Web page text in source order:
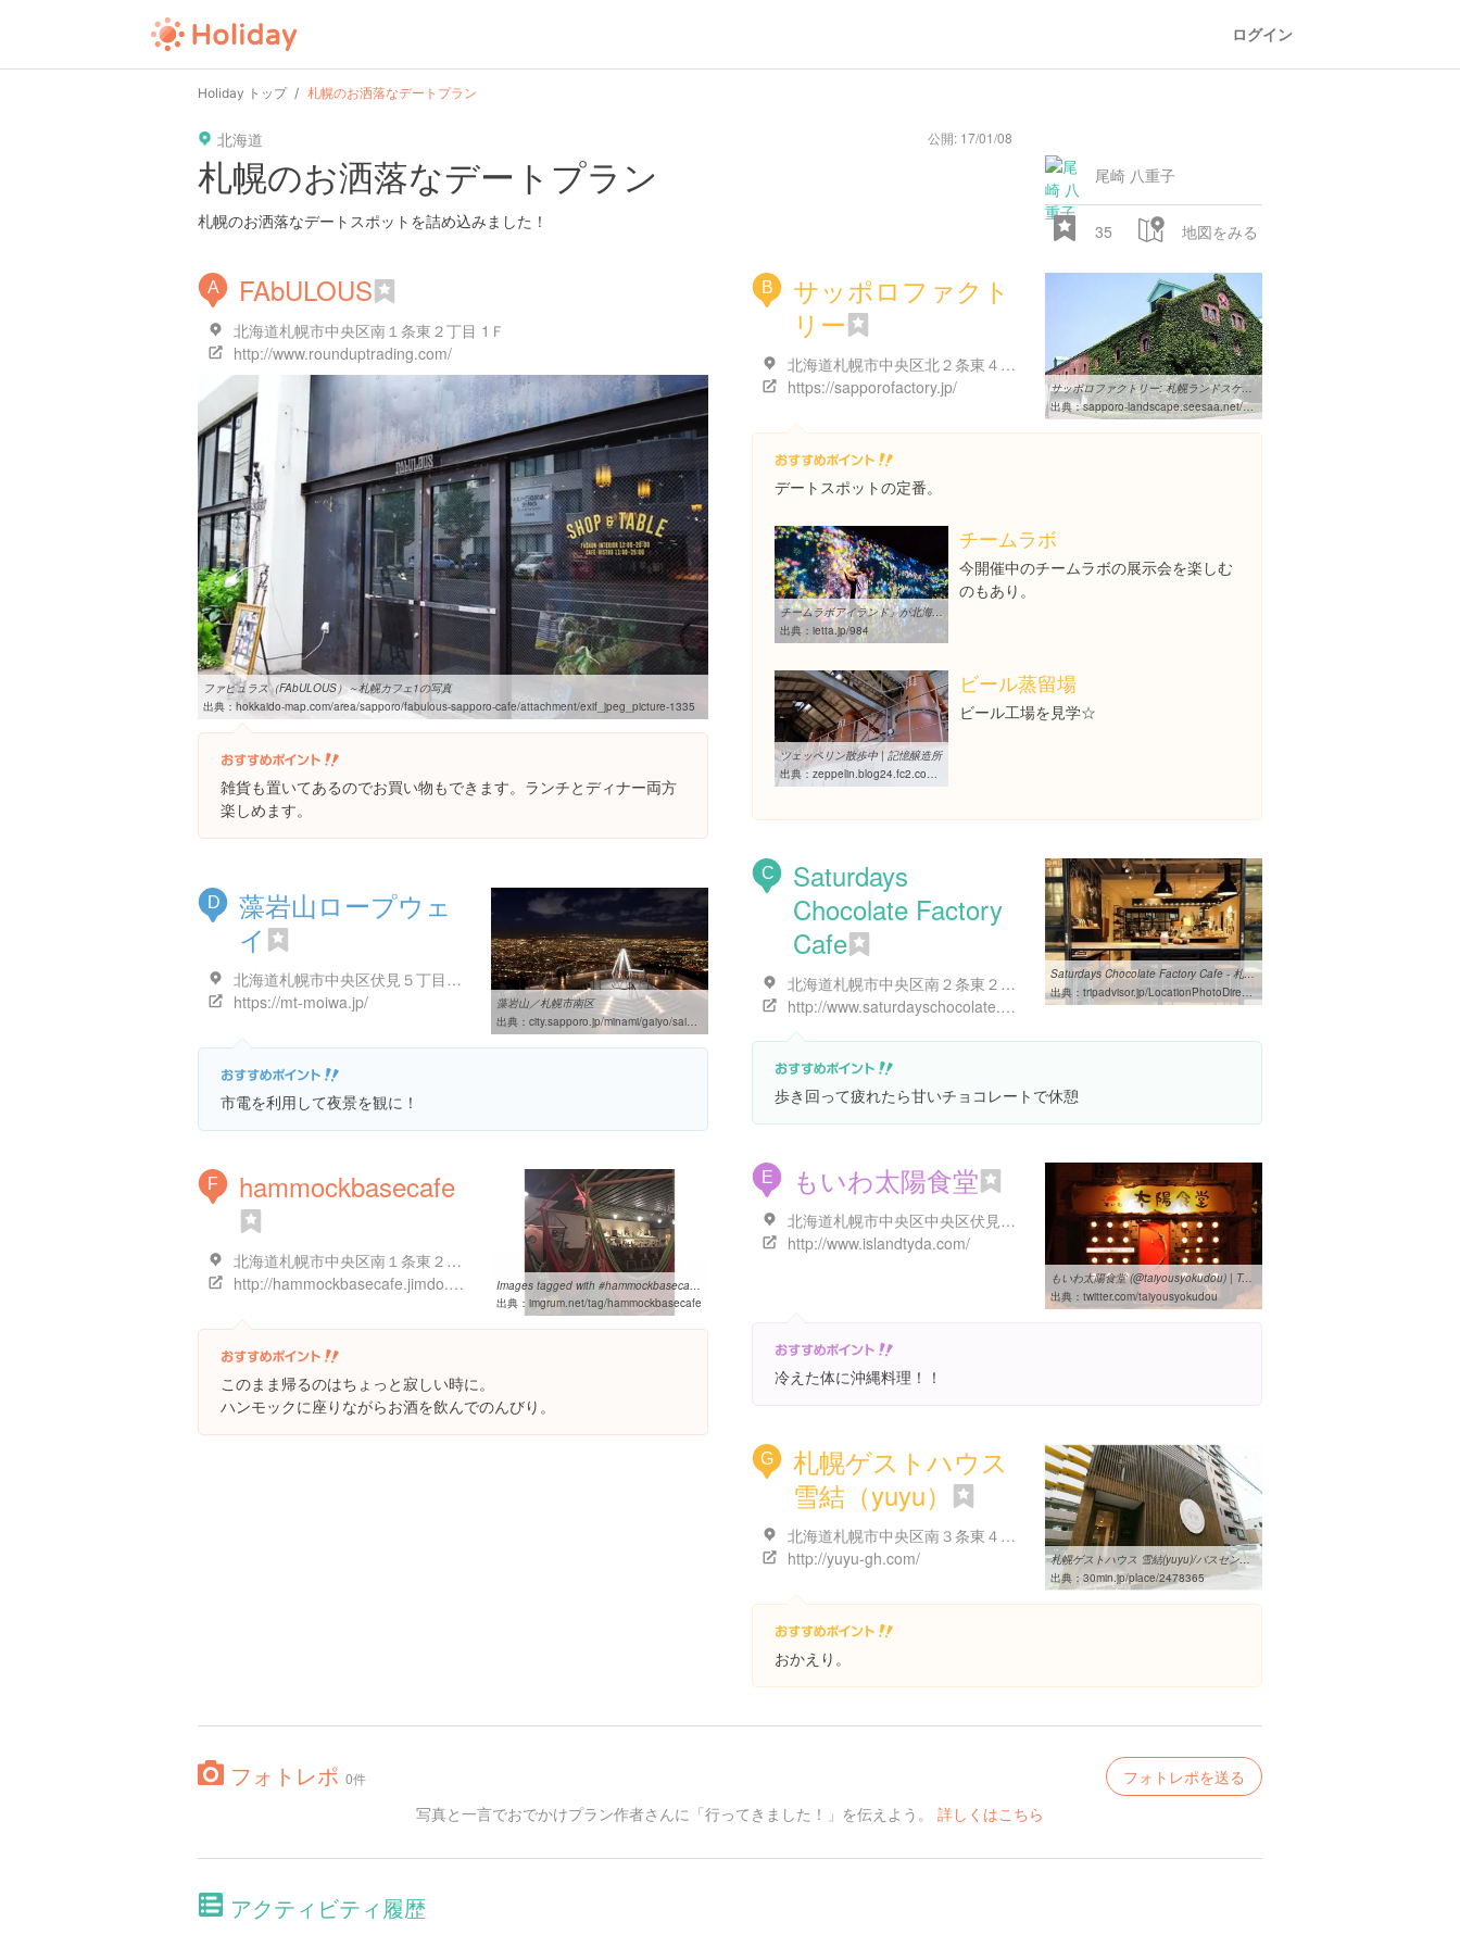
ログイン
Holiday トップ 札幌のお洒落なデートプラン
北海道 公開: 17/01/08
札幌のお洒落なデートプラン
札幌のお洒落なデートスポットを詰め込みました！
尾崎 八重子
35 地図をみる
A FAbULOUS
北海道札幌市中央区南１条東２丁目 1Ｆ
http://www.rounduptrading.com/
ファビュラス（FAbULOUS）～札幌カフェ1の写真
出典： hokkaido-map.com/area/sapporo/fabulous-sapporo-cafe/attachment/exif_jpeg_picture-1335
雑貨も置いてあるのでお買い物もできます。ランチとディナー両方
楽しめます。
B
サッポロファクト
リー
北海道札幌市中央区北２条東４丁目
https://sapporofactory.jp/
サッポロファクトリー: 札幌ランドスケープ
出典：sapporo-landscape.seesaa.net/category/3255048-1.html
デートスポットの定番。
チームラボアイランド」が北海道初上陸！サッポロファクトリーで元旦 ...
出典： ietta.jp/984
チームラボ
今開催中のチームラボの展示会を楽しむ
のもあり。
ツェッペリン散歩中 | 記憶醸造所
出典： zeppelin.blog24.fc2.com/blog-entry-693.html
ビール蒸留場
ビール工場を見学☆
C
Saturdays
Chocolate Factory
Cafe
北海道札幌市中央区南２条東２丁目７-１ 1F SALMON
http://www.saturdayschocolate.com/
Saturdays Chocolate Factory Cafe - 札幌市、サタデイズ チョコレート ...
出典： tripadvisor.jp/LocationPhotoDirectLink-g298560-d8144461-i134849823-Saturdays_Chocolate_Factory_Cafe-Sapporo_Hokkaido.html
歩き回って疲れたら甘いチョコレートで休憩
D
藻岩山ロープウェ
イ
北海道札幌市中央区伏見５丁目３-７
https://mt-moiwa.jp/
藻岩山／札幌市南区
出典： city.sapporo.jp/minami/gaiyo/saihakken/1401.html
市電を利用して夜景を観に！
E もいわ太陽食堂
北海道札幌市中央区中央区伏見５丁目１-１
http://www.islandtyda.com/
もいわ太陽食堂 (@taiyousyokudou) | Twitter
出典： twitter.com/taiyousyokudou
冷えた体に沖縄料理！！
F hammockbasecafe
北海道札幌市中央区南１条東２丁目３-１ ＮＫＣビル B-1
http://hammockbasecafe.jimdo.com/
Images tagged with #hammockbasecafe on instagram
出典： imgrum.net/tag/hammockbasecafe
このまま帰るのはちょっと寂しい時に。
ハンモックに座りながらお酒を飲んでのんびり。
G
札幌ゲストハウス
雪結（yuyu）
北海道札幌市中央区南３条東４丁目３-１３
http://yuyu-gh.com/
札幌ゲストハウス 雪結(yuyu)/バスセンター前/宿・ホテルの口コミ
出典： 30min.jp/place/2478365
おかえり。
フォトレポ 0件
フォトレポを送る
写真と一言でおでかけプラン作者さんに「行ってきました！」を伝えよう。 詳しくはこちら
アクティビティ履歴